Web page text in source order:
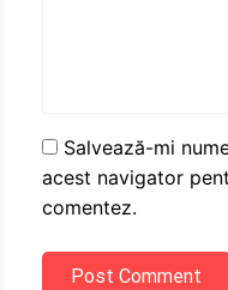
Salvează-mi
acest navigator
comentez.
Post Comment